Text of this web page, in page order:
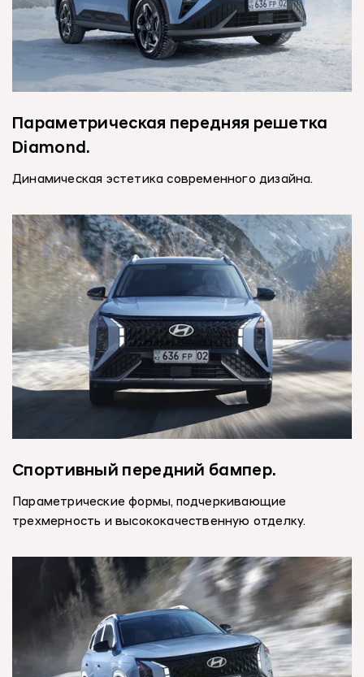
Параметрическая передняя решетка
Diamond.
Динамическая эстетика современного дизайна.
Спортивный передний бампер.
Параметрические формы, подчеркивающие
трехмерность и высококачественную отделку.